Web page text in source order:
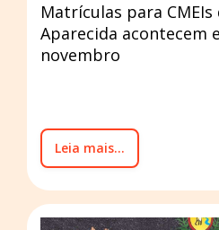
Matrículas para CMEIs
Aparecida acontecem
novembro
Leia mais...